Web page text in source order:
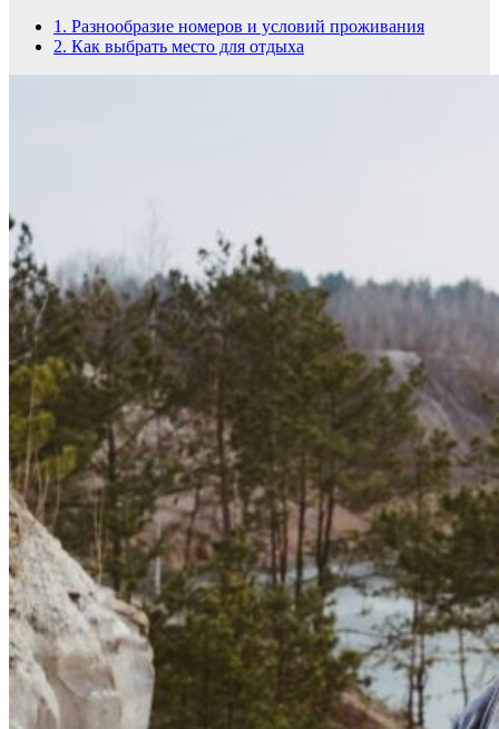
1. Разнообразие номеров и условий проживания
2. Как выбрать место для отдыха